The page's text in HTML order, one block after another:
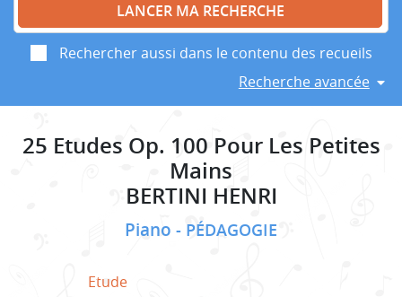
Rechercher aussi dans le contenu des recueils
Recherche avancée
25 Etudes Op. 100 Pour Les Petites
Mains
BERTINI HENRI
Piano PÉDAGOGIE
Etude